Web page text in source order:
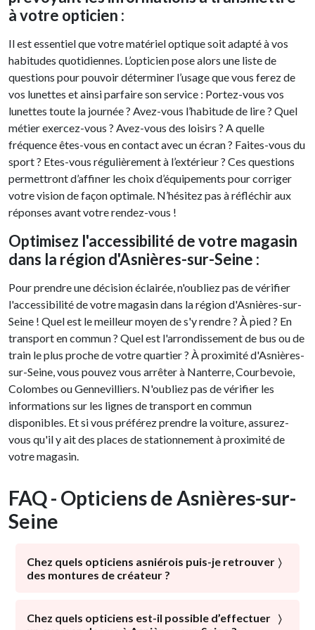
à votre opticien :
Il est essentiel que votre matériel optique soit adapté à vos
habitudes quotidiennes. L’opticien pose alors une liste de
questions pour pouvoir déterminer l’usage que vous ferez de
vos lunettes et ainsi parfaire son service : Portez-vous vos
lunettes toute la journée ? Avez-vous l’habitude de lire ? Quel
métier exercez-vous ? Avez-vous des loisirs ? A quelle
fréquence êtes-vous en contact avec un écran ? Faites-vous du
sport ? Etes-vous régulièrement à l’extérieur ? Ces questions
permettront d’affiner les choix d’équipements pour corriger
votre vision de façon optimale. N’hésitez pas à réfléchir aux
réponses avant votre rendez-vous !
Optimisez l'accessibilité de votre magasin
dans la région d'Asnières-sur-Seine :
Pour prendre une décision éclairée, n'oubliez pas de vérifier
l'accessibilité de votre magasin dans la région d'Asnières-sur-
Seine ! Quel est le meilleur moyen de s'y rendre ? À pied ? En
transport en commun ? Quel est l'arrondissement de bus ou de
train le plus proche de votre quartier ? À proximité d'Asnières-
sur-Seine, vous pouvez vous arrêter à Nanterre, Courbevoie,
Colombes ou Gennevilliers. N'oubliez pas de vérifier les
informations sur les lignes de transport en commun
disponibles. Et si vous préférez prendre la voiture, assurez-
vous qu'il y ait des places de stationnement à proximité de
votre magasin.
FAQ - Opticiens de Asnières-sur-
Seine
Chez quels opticiens asniérois puis-je retrouver
des montures de créateur ?
but médical, ce sont aussi des accessoires tendance
Chez quels opticiens est-il possible d’effectuer